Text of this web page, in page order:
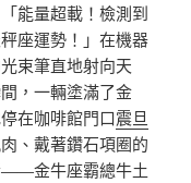
能量超載！檢測到
座運勢！」在機器
束筆直地射向天
，一輛塗滿了金
在咖啡館門口震旦
、戴著鑽石項圈的
——金牛座霸總牛土